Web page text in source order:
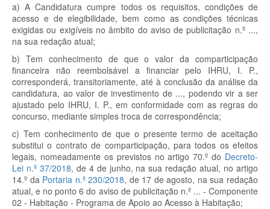
a) A Candidatura cumpre todos os requisitos, condições de
acesso e de elegibilidade, bem como as condições técnicas
exigidas ou exigíveis no âmbito do aviso de publicitação n.º ...,
na sua redação atual;
b) Tem conhecimento de que o valor da comparticipação
financeira não reembolsável a financiar pelo IHRU, I. P.,
corresponderá, transitoriamente, até à conclusão da análise da
candidatura, ao valor de investimento de ..., podendo vir a ser
ajustado pelo IHRU, I. P., em conformidade com as regras do
concurso, mediante simples troca de correspondência;
c) Tem conhecimento de que o presente termo de aceitação
substitui o contrato de comparticipação, para todos os efeitos
legais, nomeadamente os previstos no artigo 70.º do Decreto-
Lei n.º 37/2018, de 4 de junho, na sua redação atual, no artigo
14.º da Portaria n.º 230/2018, de 17 de agosto, na sua redação
atual, e no ponto 6 do aviso de publicitação n.º ... - Componente
02 - Habitação - Programa de Apoio ao Acesso à Habitação;